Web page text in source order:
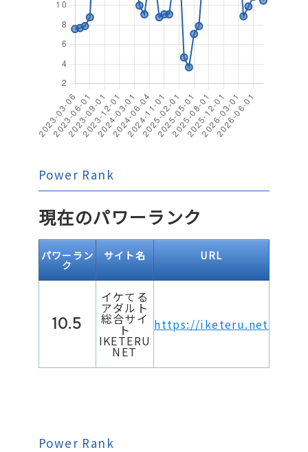
Power Rank
現在のパワーランク
パワーラン
ク
サイト名 URL
10.5
イケてる
アダルト
総合サイ
ト
IKETERU
NET
https://iketeru.net
Power Rank